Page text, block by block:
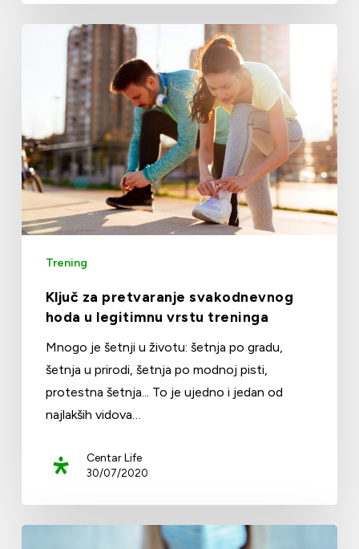
Trening
Ključ za pretvaranje svakodnevnog
hoda u legitimnu vrstu treninga
Mnogo je šetnji u životu: šetnja po gradu,
šetnja u prirodi, šetnja po modnoj pisti,
protestna šetnja... To je ujedno i jedan od
najlakših vidova…
Centar Life
30/07/2020